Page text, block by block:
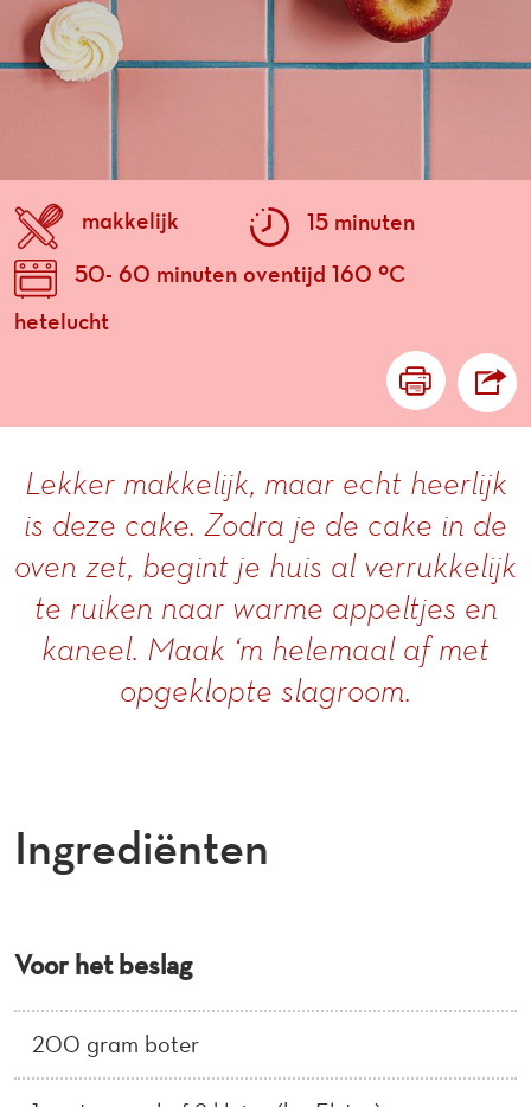
makkelijk
15 minuten
50- 60 minuten oventijd 160 ºC
hetelucht
Lekker makkelijk, maar echt heerlijk
is deze cake. Zodra je de cake in de
oven zet, begint je huis al verrukkelijk
te ruiken naar warme appeltjes en
kaneel. Maak ‘m helemaal af met
opgeklopte slagroom.
Ingrediënten
Voor het beslag
200 gram boter